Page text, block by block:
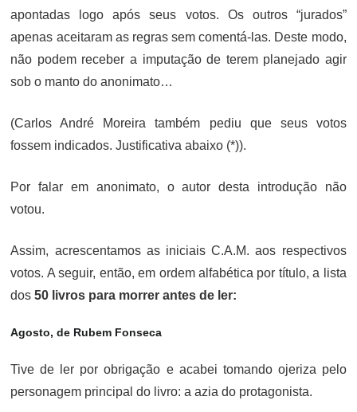
apontadas logo após seus votos. Os outros “jurados”
apenas aceitaram as regras sem comentá-las. Deste modo,
não podem receber a imputação de terem planejado agir
sob o manto do anonimato…
(Carlos André Moreira também pediu que seus votos
fossem indicados. Justificativa abaixo (*)).
Por falar em anonimato, o autor desta introdução não
votou.
Assim, acrescentamos as iniciais C.A.M. aos respectivos
votos. A seguir, então, em ordem alfabética por título, a lista
dos50 livros para morrer antes de ler:
Agosto, de Rubem Fonseca
Tive de ler por obrigação e acabei tomando ojeriza pelo
personagem principal do livro: a azia do protagonista.